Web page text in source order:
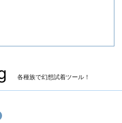
各種族で幻想試着ツール！